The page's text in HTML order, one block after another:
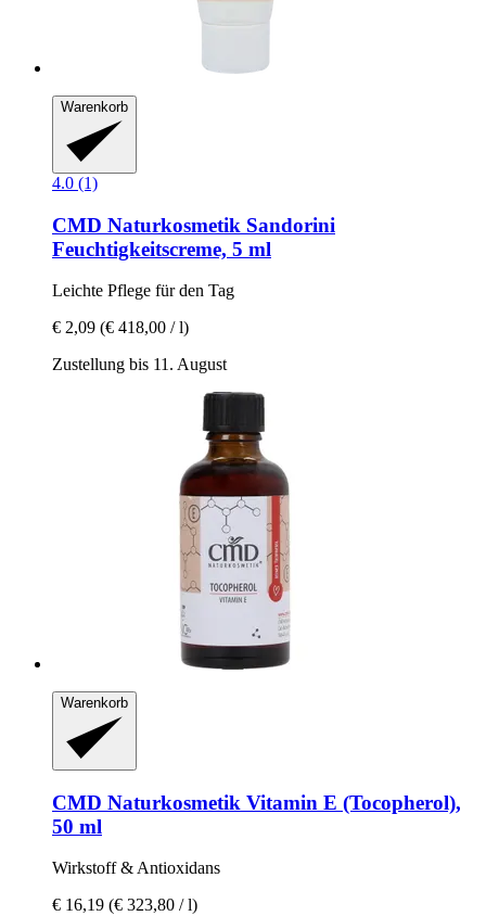
Warenkorb
4.0 (1)
CMD Naturkosmetik Sandorini
Feuchtigkeitscreme, 5 ml
Leichte Pflege für den Tag
€ 2,09 (€ 418,00 / l)
Zustellung bis 11. August
Warenkorb
CMD Naturkosmetik Vitamin E (Tocopherol),
50 ml
Wirkstoff & Antioxidans
€ 16,19 (€ 323,80 / l)